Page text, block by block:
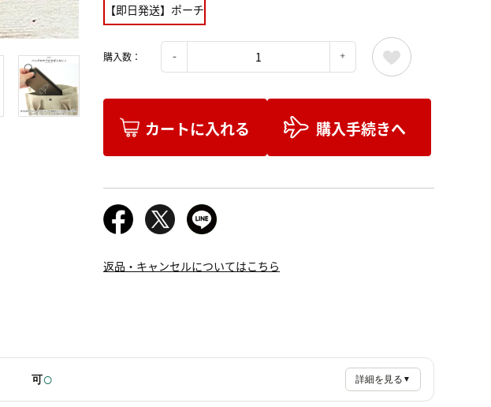
【即日発送】ポーチ
購入数：
カートに入れる 購入手続きへ
返品・キャンセルについてはこちら
可○ 詳細を見る ▼